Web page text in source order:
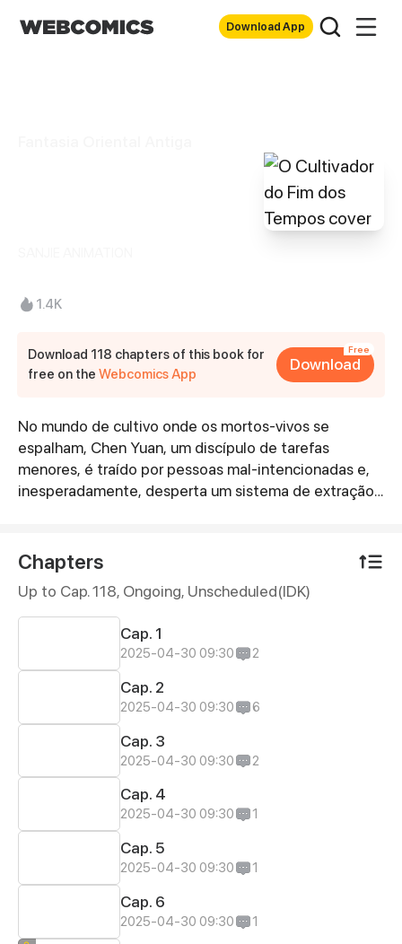
Download App
1.4K
Download 118 chapters of this book for
free on theWebcomics App
Free
Download
Synopsis
No mundo de cultivo onde os mortos-vivos se
espalham, Chen Yuan, um discípulo de tarefas
menores, é traído por pessoas mal-intencionadas e,
inesperadamente, desperta um sistema de extração
morta. Com o apoio do sistema, Chen Yuan avança
derrotando monstros e subindo de nível, sem saber
que por trás de todos os desafios há uma enorme
conspiração tecida contra ele...
Chapters
Up to Cap. 118, Ongoing, Unscheduled(IDK)
Cap. 1
2025-04-30 09:30 2
Cap. 2
2025-04-30 09:30 6
Cap. 3
2025-04-30 09:30 2
Cap. 4
2025-04-30 09:30 1
Cap. 5
2025-04-30 09:30 1
Cap. 6
2025-04-30 09:30 1